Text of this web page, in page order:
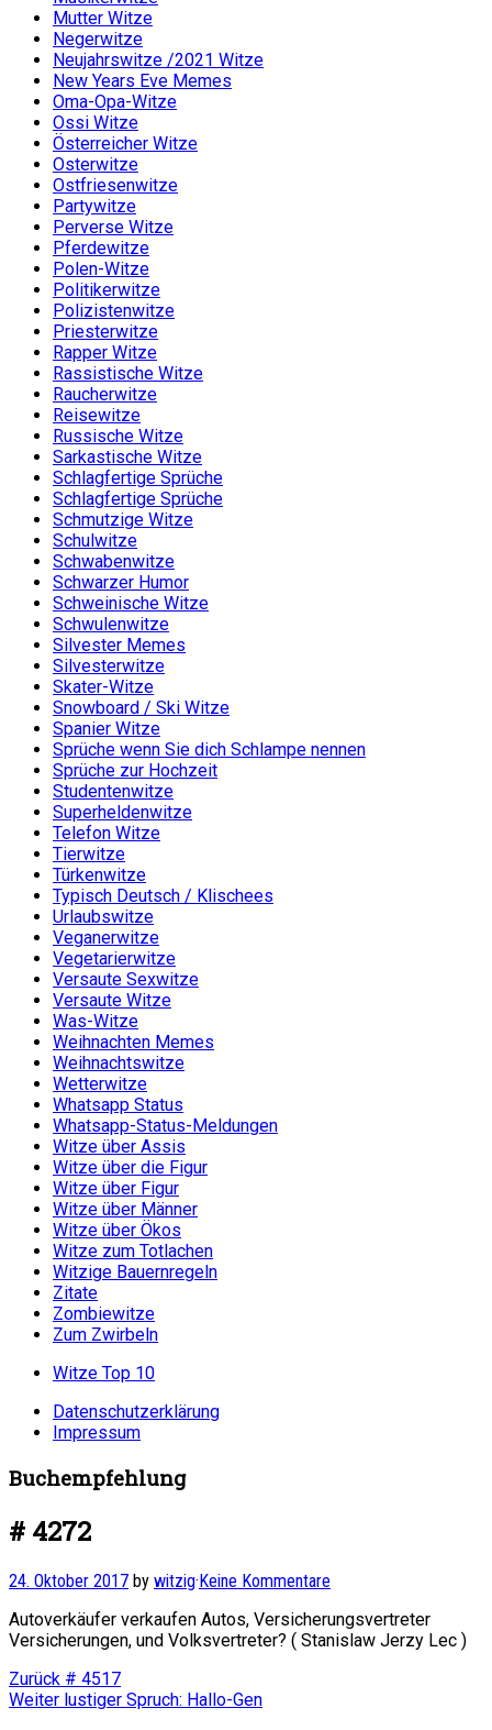
Mutter Witze
Negerwitze
Neujahrswitze /2021 Witze
New Years Eve Memes
Oma-Opa-Witze
Ossi Witze
Österreicher Witze
Osterwitze
Ostfriesenwitze
Partywitze
Perverse Witze
Pferdewitze
Polen-Witze
Politikerwitze
Polizistenwitze
Priesterwitze
Rapper Witze
Rassistische Witze
Raucherwitze
Reisewitze
Russische Witze
Sarkastische Witze
Schlagfertige Sprüche
Schlagfertige Sprüche
Schmutzige Witze
Schulwitze
Schwabenwitze
Schwarzer Humor
Schweinische Witze
Schwulenwitze
Silvester Memes
Silvesterwitze
Skater-Witze
Snowboard / Ski Witze
Spanier Witze
Sprüche wenn Sie dich Schlampe nennen
Sprüche zur Hochzeit
Studentenwitze
Superheldenwitze
Telefon Witze
Tierwitze
Türkenwitze
Typisch Deutsch / Klischees
Urlaubswitze
Veganerwitze
Vegetarierwitze
Versaute Sexwitze
Versaute Witze
Was-Witze
Weihnachten Memes
Weihnachtswitze
Wetterwitze
Whatsapp Status
Whatsapp-Status-Meldungen
Witze über Assis
Witze über die Figur
Witze über Figur
Witze über Männer
Witze über Ökos
Witze zum Totlachen
Witzige Bauernregeln
Zitate
Zombiewitze
Zum Zwirbeln
Witze Top 10
Datenschutzerklärung
Impressum
Buchempfehlung
# 4272
24. Oktober 2017 by witzig·Keine Kommentare
Autoverkäufer verkaufen Autos, Versicherungsvertreter
Versicherungen, und Volksvertreter? ( Stanislaw Jerzy Lec )
Beitragsnavigation
Zurück Vorheriger
Beitrag:
# 4517
Weiter Nächster
lustiger Spruch: Hallo-Gen